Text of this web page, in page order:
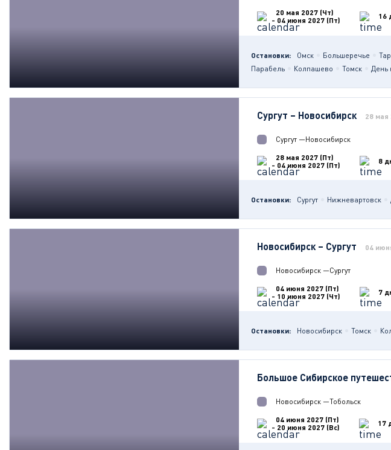
20 мая 2027 (Чт)
- 04 июня 2027 (Пт)
16
Остановки: Омск Большеречье
Парабель
Колпашево Томск День
Сургут – Новосибирск 28 мая
Сургут —Новосибирск
28 мая 2027 (Пт)
- 04 июня 2027 (Пт)
8
Остановки: Сургут Нижневартовск
Новосибирск – Сургут 04
Новосибирск —Сургут
04 июня 2027 (Пт)
- 10 июня 2027 (Чт)
7
Остановки: Новосибирск Томск
Большое Сибирское
Новосибирск —Тобольск
04 июня 2027 (Пт)
- 20 июня 2027 (Вс)
17